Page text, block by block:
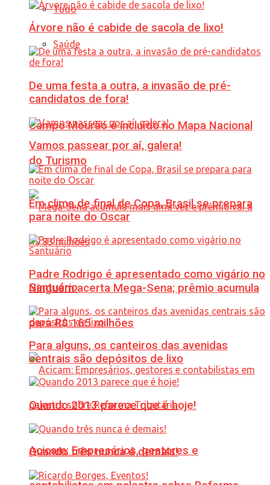
Tudo
Saúde
Campo Mourão é incluído no Mapa Nacional
do Turismo
Ninguém acerta Mega-Sena; prêmio acumula
para R$ 165 milhões
Acicam: Empresários, gestores e
Árvore não é cabide de sacola de lixo!
De uma festa a outra, a invasão de pré-
candidatos de fora!
Vamos passear por aí, galera!
Em clima de final de Copa, Brasil se prepara
para noite do Oscar
Padre Rodrigo é apresentado como vigário no
Santuário
Para alguns, os canteiros das avenidas
centrais são depósitos de lixo
Quando 2013 parece que é hoje!
Quando três nunca é demais!